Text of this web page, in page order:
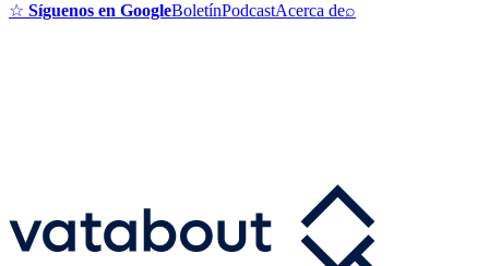
☆ Síguenos en GoogleBoletínPodcastAcerca de⌕